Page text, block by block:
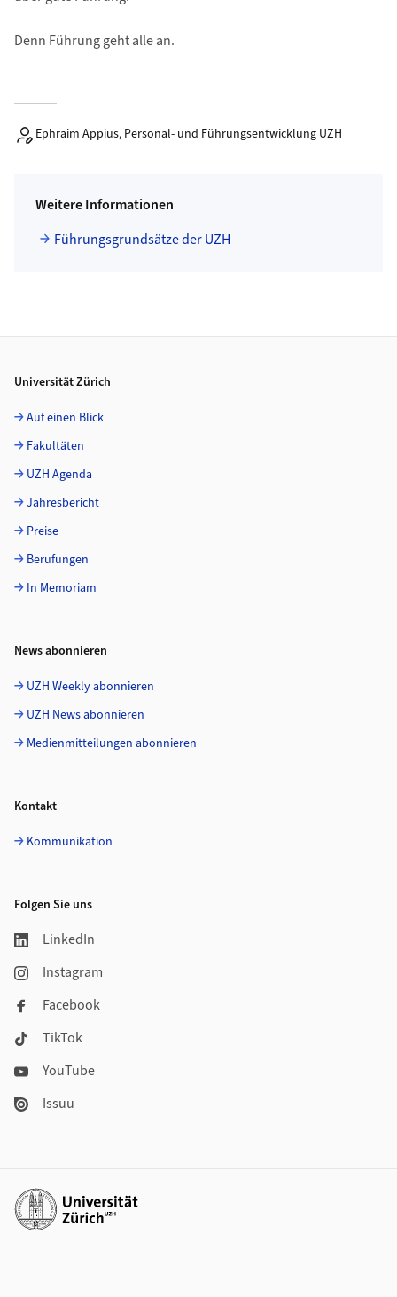
Denn Führung geht alle an.
Ephraim Appius, Personal- und Führungsentwicklung UZH
Weitere Informationen
Führungsgrundsätze der UZH
Universität Zürich
Auf einen Blick
Fakultäten
UZH Agenda
Jahresbericht
Preise
Berufungen
In Memoriam
News abonnieren
UZH Weekly abonnieren
UZH News abonnieren
Medienmitteilungen abonnieren
Kontakt
Kommunikation
Folgen Sie uns
LinkedIn
Instagram
Facebook
TikTok
YouTube
Issuu
Weiterführende Links